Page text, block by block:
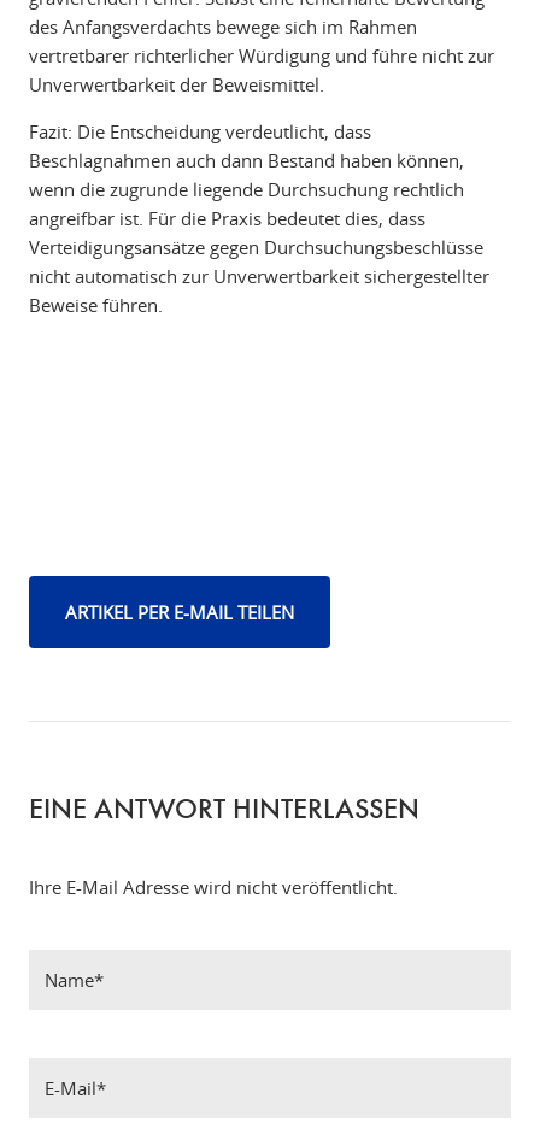
des Anfangsverdachts bewege sich im Rahmen
vertretbarer richterlicher Würdigung und führe nicht zur
Unverwertbarkeit der Beweismittel.
Fazit: Die Entscheidung verdeutlicht, dass
Beschlagnahmen auch dann Bestand haben können,
wenn die zugrunde liegende Durchsuchung rechtlich
angreifbar ist. Für die Praxis bedeutet dies, dass
Verteidigungsansätze gegen Durchsuchungsbeschlüsse
nicht automatisch zur Unverwertbarkeit sichergestellter
Beweise führen.
ARTIKEL PER E-MAIL TEILEN
EINE ANTWORT HINTERLASSEN
Ihre E-Mail Adresse wird nicht veröffentlicht.